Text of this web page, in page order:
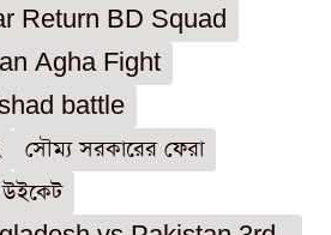
Return BD Squad
Agha Fight
battle
সৌম্য সরকারের ফেরা